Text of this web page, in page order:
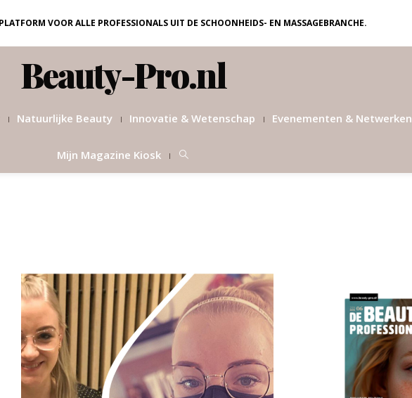
VOOR ALLE PROFESSIONALS UIT DE SCHOONHEIDS- EN MASSAGEBRANCHE.
Beauty-Pro.nl
Natuurlijke Beauty Innovatie & Wetenschap Evenementen & Netwerken
Mijn Magazine Kiosk